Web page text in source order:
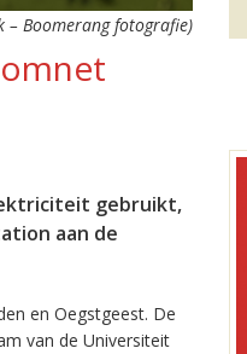
– Boomerang fotografie)
gebruikt,
aan de
en Oegstgeest. De
van de Universiteit